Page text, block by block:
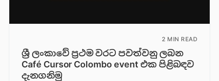
2 MIN READ
ශ්‍රී ලංකාවේ ප්‍රථම වරට පවත්වනු ලබන
Café Cursor Colombo event එක පිළිබඳව
දැනගනිමු